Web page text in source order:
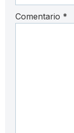
Comentario *